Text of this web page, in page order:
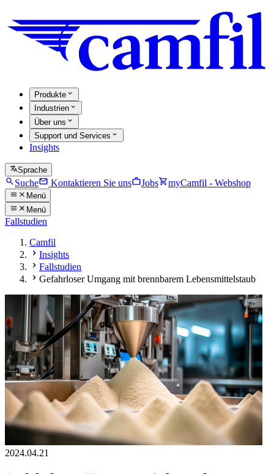
Produkte
Industrien
Über uns
Support und Services
Insights
Sprache
Suche Kontaktieren Sie uns Jobs myCamfil - Webshop
Menü
Menü
Fallstudien
Camfil
Insights
Fallstudien
Gefahrloser Umgang mit brennbarem Lebensmittelstaub
2024.04.21